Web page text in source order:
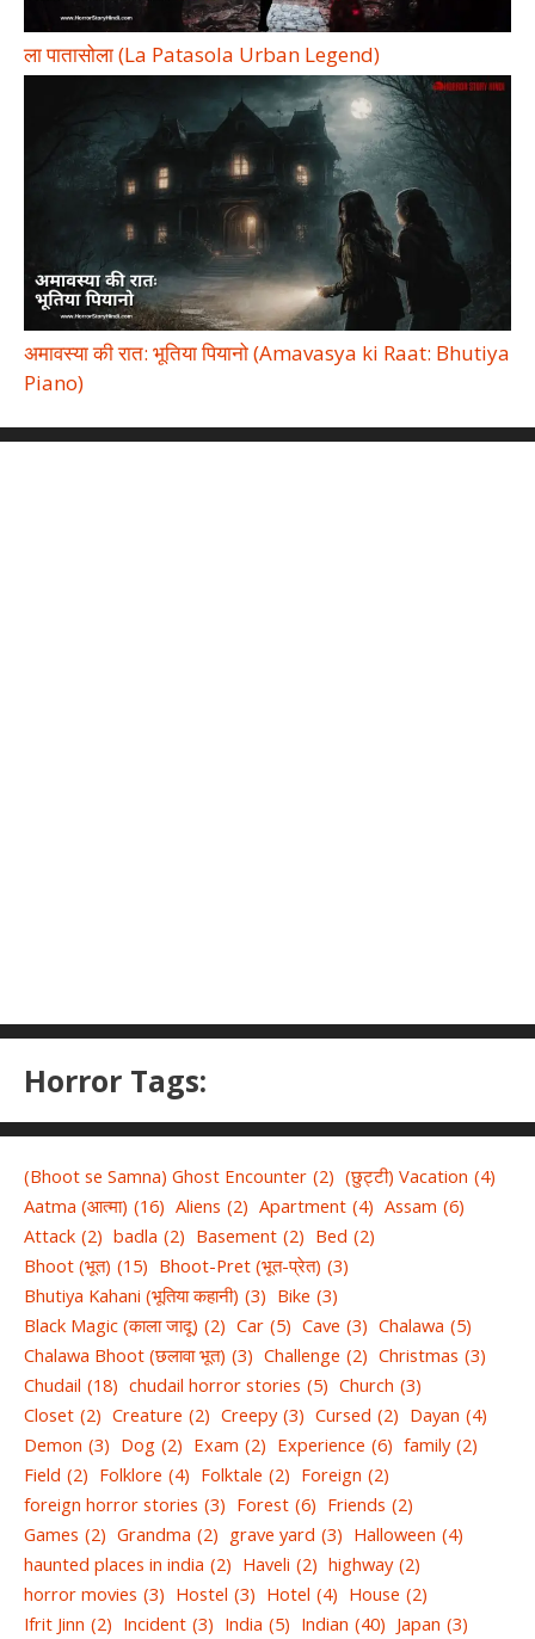
ला पातासोला (La Patasola Urban Legend)
अमावस्या की रात: भूतिया पियानो (Amavasya ki Raat: Bhutiya
Piano)
Horror Tags:
(Bhoot se Samna) Ghost Encounter (2) (छुट्टी) Vacation (4)
Aatma (आत्मा) (16) Aliens (2) Apartment (4) Assam (6)
Attack (2) badla (2) Basement (2) Bed (2)
Bhoot (भूत) (15) Bhoot-Pret (भूत-प्रेत) (3)
Bhutiya Kahani (भूतिया कहानी) (3) Bike (3)
Black Magic (काला जादू) (2) Car (5) Cave (3) Chalawa (5)
Chalawa Bhoot (छलावा भूत) (3) Challenge (2) Christmas (3)
Chudail (18) chudail horror stories (5) Church (3)
Closet (2) Creature (2) Creepy (3) Cursed (2) Dayan (4)
Demon (3) Dog (2) Exam (2) Experience (6) family (2)
Field (2) Folklore (4) Folktale (2) Foreign (2)
foreign horror stories (3) Forest (6) Friends (2)
Games (2) Grandma (2) grave yard (3) Halloween (4)
haunted places in india (2) Haveli (2) highway (2)
horror movies (3) Hostel (3) Hotel (4) House (2)
Ifrit Jinn (2) Incident (3) India (5) Indian (40) Japan (3)